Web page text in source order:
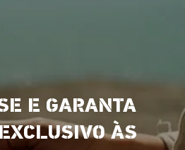
E GARANTA
ÀS